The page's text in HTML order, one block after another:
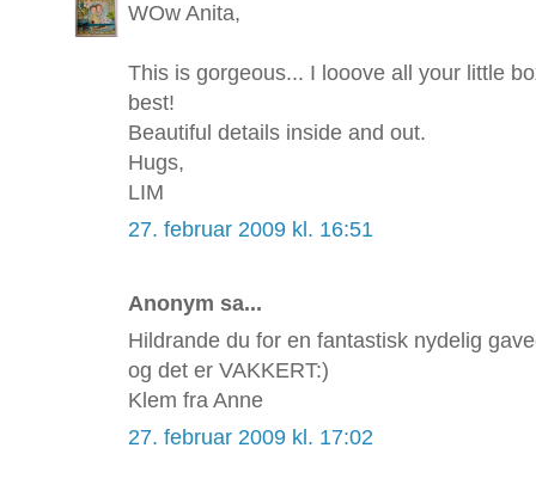
WOw Anita,
This is gorgeous... I looove all your little
best!
Beautiful details inside and out.
Hugs,
LIM
27. februar 2009 kl. 16:51
Anonym sa...
Hildrande du for en fantastisk nydelig
og det er VAKKERT:)
Klem fra Anne
27. februar 2009 kl. 17:02